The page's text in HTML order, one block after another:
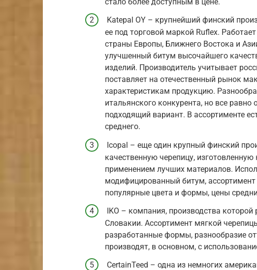
Katepal OY – крупнейший финский
ее под торговой маркой Ruflex.
страны Европы, Ближнего Востока и
улучшенный битум высочайшего
изделий. Производитель учитывает
поставляет на отечественный рынок
характеристикам продукцию.
итальянского конкурента, но все
подходящий вариант. В ассортименте
среднего.
Icopal – еще один крупный финский
качественную черепицу,
применением лучших материалов.
модифицированный битум,
популярные цвета и формы, цены
IKO – компания, производства
Словакии. Ассортимент мягкой
разработанные формы, разнообразие
производят, в основном, с
CertainTeed – одна из немногих